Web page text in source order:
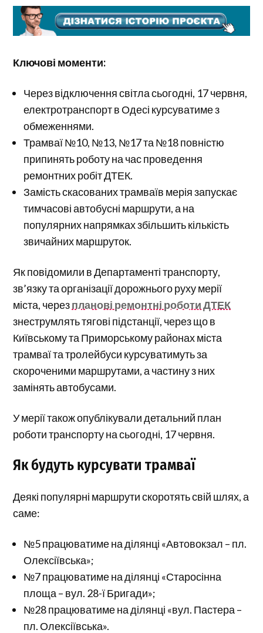
Ключові моменти:
Через відключення світла сьогодні, 17 червня,
електротранспорт в Одесі курсуватиме з
обмеженнями.
Трамваї №10, №13, №17 та №18 повністю
припинять роботу на час проведення
ремонтних робіт ДТЕК.
Замість скасованих трамваїв мерія запускає
тимчасові автобусні маршрути, а на
популярних напрямках збільшить кількість
звичайних маршруток.
Як повідомили в Департаменті транспорту,
зв’язку та організації дорожнього руху мерії
міста, черезпланові ремонтні роботи ДТЕК
знеструмлять тягові підстанції, через що в
Київському та Приморському районах міста
трамваї та тролейбуси курсуватимуть за
скороченими маршрутами, а частину з них
замінять автобусами.
У мерії також опублікували детальний план
роботи транспорту на сьогодні, 17 червня.
Як будуть курсувати трамваї
Деякі популярні маршрути скоротять свій шлях, а
саме:
№5 працюватиме на ділянці «Автовокзал – пл.
Олексіївська»;
№7 працюватиме на ділянці «Старосінна
площа – вул. 28-ї Бригади»;
№28 працюватиме на ділянці «вул. Пастера –
пл. Олексіївська».